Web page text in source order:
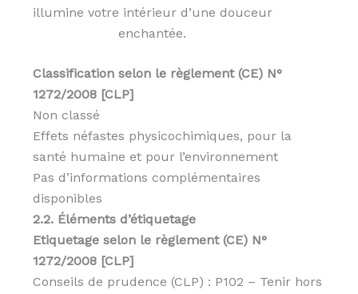
illumine votre intérieur d’une douceur
enchantée.
Classification selon le règlement (CE) N°
1272/2008 [CLP]
Non classé
Effets néfastes physicochimiques, pour la
santé humaine et pour l’environnement
Pas d’informations complémentaires
disponibles
2.2. Éléments d’étiquetage
Etiquetage selon le règlement (CE) N°
1272/2008 [CLP]
Conseils de prudence (CLP) : P102 – Tenir hors